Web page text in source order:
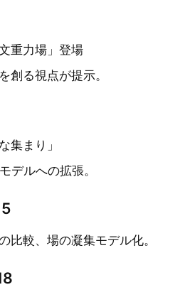
重力場」登場
創る視点が提示。
集まり」
デルへの拡張。
比較、場の凝集モデル化。